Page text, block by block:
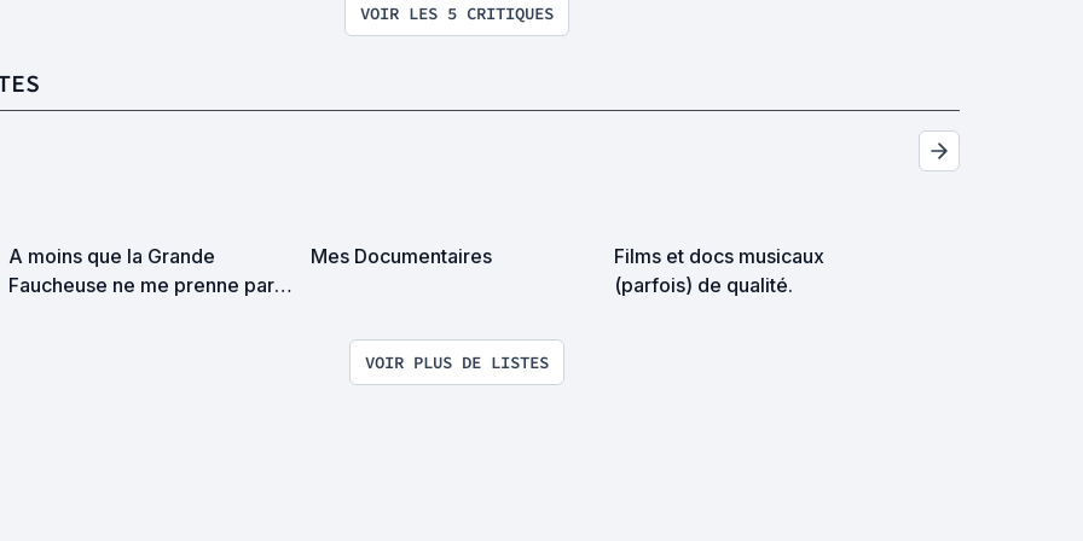
VOIR LES 5 CRITIQUES
A moins que la Grande
Faucheuse ne me prenne par
Mes Documentaires
Films et docs musicaux
(parfois) de qualité.
VOIR PLUS DE LISTES